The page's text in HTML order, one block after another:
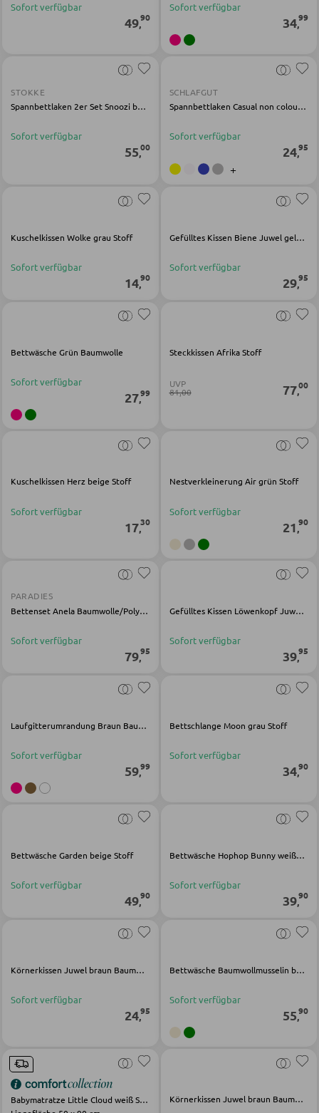
Sitzhocker
Poufs
Sitzsäcke
Boxspringbetten
Doppelbetten
Polsterbetten
Einzelbetten
MATRATZEN SHOP
Matratzenzubehör
KLEIDERSCHRÄNKE
Schwebetürenschränke
Drehtürenschränke
Wandspiegel
Standspiegel
Badspiegel
Barwagen
Barstühle und Hocker
TISCHE
Esstische
Couch- und Beistelltische
Schminktische
STÜHLE
Esszimmerstühle
Sofort verfügbar
49,90
Sofort verfügbar
34,99
STOKKE
Spannbettlaken 2er Set Snoozi beige Stoff
Sofort verfügbar
55,00
SCHLAFGUT
Spannbettlaken Casual non colour Jersey
Sofort verfügbar
24,95
+
Kuschelkissen Wolke grau Stoff
Sofort verfügbar
14,90
Gefülltes Kissen Biene Juwel gelb Baumwolle Viskose
Sofort verfügbar
29,95
Bettwäsche Grün Baumwolle
Sofort verfügbar
27,99
Steckkissen Afrika Stoff
UVP
81,00 77,00
Kuschelkissen Herz beige Stoff
Sofort verfügbar
17,30
Nestverkleinerung Air grün Stoff
Sofort verfügbar
21,90
PARADIES
Bettenset Anela Baumwolle/Polyester weiß
Sofort verfügbar
79,95
Gefülltes Kissen Löwenkopf Juwel braun Baumwolle Viskose
Sofort verfügbar
39,95
Laufgitterumrandung Braun Baumwolle
Sofort verfügbar
59,99
Bettschlange Moon grau Stoff
Sofort verfügbar
34,90
Bettwäsche Garden beige Stoff
Sofort verfügbar
49,90
Bettwäsche Hophop Bunny weißStoff
Sofort verfügbar
39,90
Körnerkissen Juwel braun Baumwolle Viskose
Sofort verfügbar
24,95
Bettwäsche Baumwollmusselin beige Stoff
Sofort verfügbar
55,90
Babymatratze Little Cloud weiß Schaumstoff
Körnerkissen Juwel braun Baumwolle Viskose